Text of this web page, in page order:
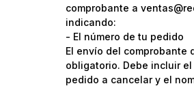
comprobante a
indicando:
- El número de tu pedido
El envío del comprobante
obligatorio. Debe incluir
pedido a cancelar y el